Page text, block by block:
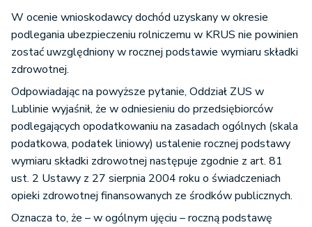
W ocenie wnioskodawcy dochód uzyskany w okresie
podlegania ubezpieczeniu rolniczemu w KRUS nie powinien
zostać uwzględniony w rocznej podstawie wymiaru składki
zdrowotnej.
Odpowiadając na powyższe pytanie, Oddział ZUS w
Lublinie wyjaśnił, że w odniesieniu do przedsiębiorców
podlegających opodatkowaniu na zasadach ogólnych (skala
podatkowa, podatek liniowy) ustalenie rocznej podstawy
wymiaru składki zdrowotnej następuje zgodnie z art. 81
ust. 2 Ustawy z 27 sierpnia 2004 roku o świadczeniach
opieki zdrowotnej finansowanych ze środków publicznych.
Oznacza to, że – w ogólnym ujęciu – roczną podstawę